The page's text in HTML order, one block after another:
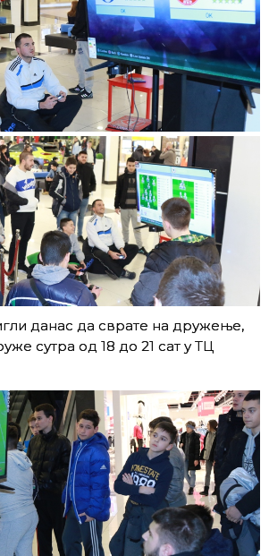
данас да сврате на дружење,
сутра од 18 до 21 сат у ТЦ